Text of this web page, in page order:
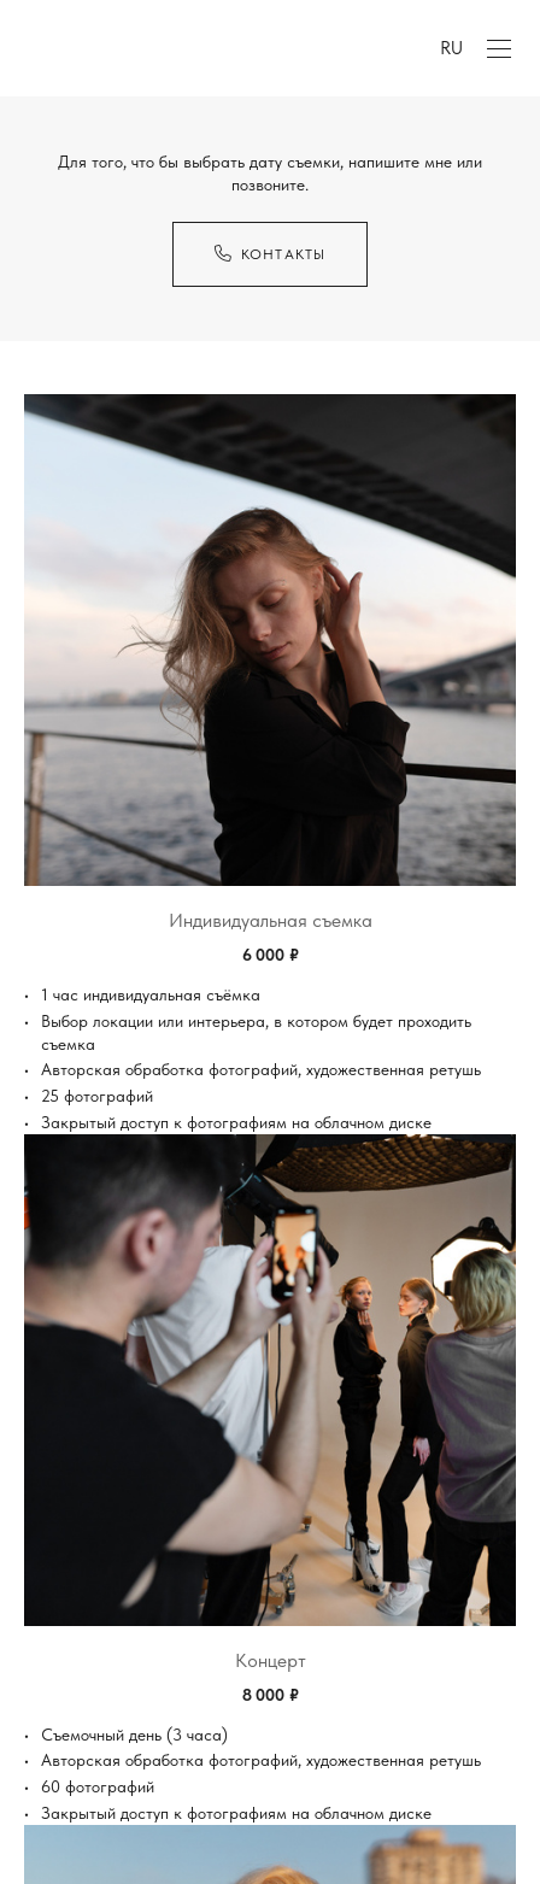
RU
Для того, что бы выбрать дату съемки, напишите мне или
позвоните.
КОНТАКТЫ
Индивидуальная съемка
6 000 ₽
1 час индивидуальная съёмка
Выбор локации или интерьера, в котором будет проходить
съемка
Авторская обработка фотографий, художественная ретушь
25 фотографий
Закрытый доступ к фотографиям на облачном диске
Концерт
8 000 ₽
Съемочный день (3 часа)
Авторская обработка фотографий, художественная ретушь
60 фотографий
Закрытый доступ к фотографиям на облачном диске